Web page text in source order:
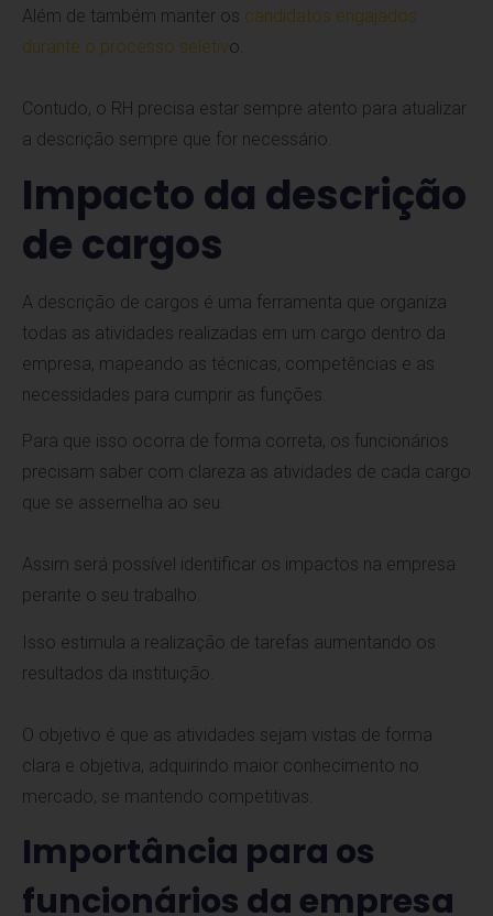
Além de também manter os candidatos engajados
durante o processo seletivo.
Contudo, o RH precisa estar sempre atento para atualizar
a descrição sempre que for necessário.
Impacto da descrição
de cargos
A descrição de cargos é uma ferramenta que organiza
todas as atividades realizadas em um cargo dentro da
empresa, mapeando as técnicas, competências e as
necessidades para cumprir as funções.
Para que isso ocorra de forma correta, os funcionários
precisam saber com clareza as atividades de cada cargo
que se assemelha ao seu.
Assim será possível identificar os impactos na empresa
perante o seu trabalho.
Isso estimula a realização de tarefas aumentando os
resultados da instituição.
O objetivo é que as atividades sejam vistas de forma
clara e objetiva, adquirindo maior conhecimento no
mercado, se mantendo competitivas.
Importância para os
funcionários da empresa